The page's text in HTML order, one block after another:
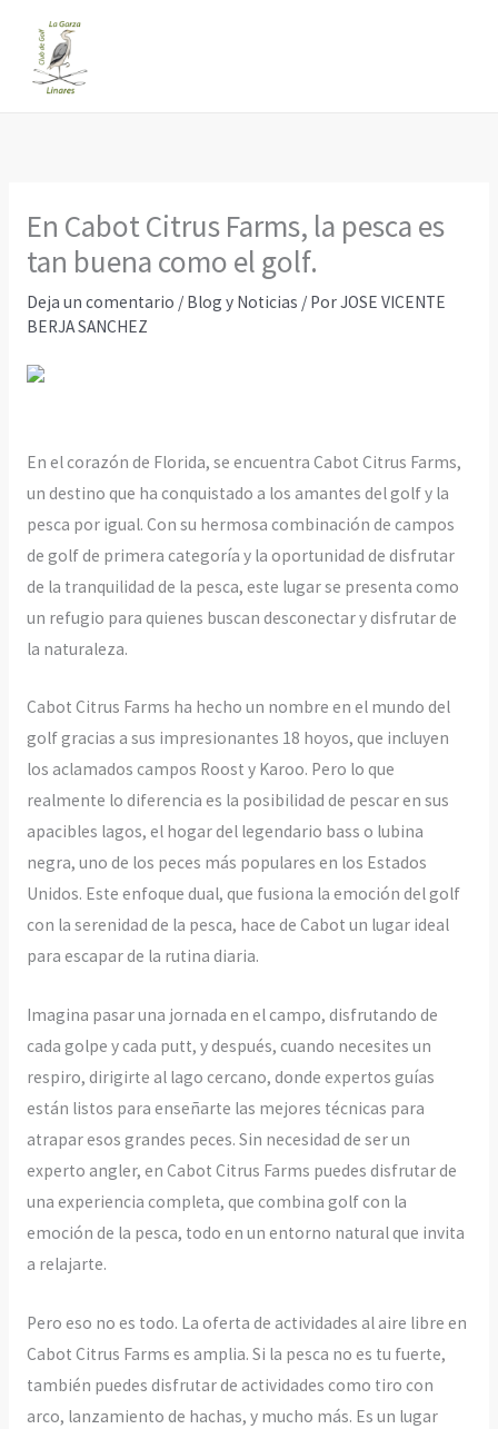
contenido
En Cabot Citrus Farms, la pesca es
tan buena como el golf.
Deja un comentario / Blog y Noticias / PorJOSE VICENTE
BERJA SANCHEZ
En el corazón de Florida, se encuentra Cabot Citrus Farms,
un destino que ha conquistado a los amantes del golf y la
pesca por igual. Con su hermosa combinación de campos
de golf de primera categoría y la oportunidad de disfrutar
de la tranquilidad de la pesca, este lugar se presenta como
un refugio para quienes buscan desconectar y disfrutar de
la naturaleza.
Cabot Citrus Farms ha hecho un nombre en el mundo del
golf gracias a sus impresionantes 18 hoyos, que incluyen
los aclamados campos Roost y Karoo. Pero lo que
realmente lo diferencia es la posibilidad de pescar en sus
apacibles lagos, el hogar del legendario bass o lubina
negra, uno de los peces más populares en los Estados
Unidos. Este enfoque dual, que fusiona la emoción del golf
con la serenidad de la pesca, hace de Cabot un lugar ideal
para escapar de la rutina diaria.
Imagina pasar una jornada en el campo, disfrutando de
cada golpe y cada putt, y después, cuando necesites un
respiro, dirigirte al lago cercano, donde expertos guías
están listos para enseñarte las mejores técnicas para
atrapar esos grandes peces. Sin necesidad de ser un
experto angler, en Cabot Citrus Farms puedes disfrutar de
una experiencia completa, que combina golf con la
emoción de la pesca, todo en un entorno natural que invita
a relajarte.
Pero eso no es todo. La oferta de actividades al aire libre en
Cabot Citrus Farms es amplia. Si la pesca no es tu fuerte,
también puedes disfrutar de actividades como tiro con
arco, lanzamiento de hachas, y mucho más. Es un lugar